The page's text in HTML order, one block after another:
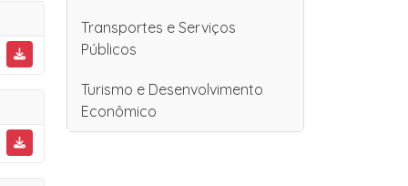
Transportes e Serviços
Públicos
Turismo e Desenvolvimento
Econômico